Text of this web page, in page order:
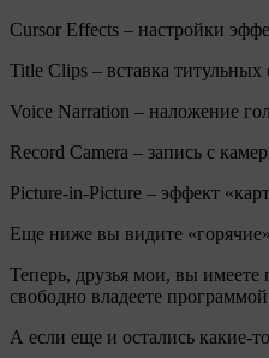
Cursor Effects – настройки
Title Clips – вставка титульных
Voice Narration – наложение
Record Camera – запись с
Picture-in-Picture – эффект
Еще ниже вы видите
Теперь, друзья мои, вы имеете
свободно владеете
А если еще и остались какие-